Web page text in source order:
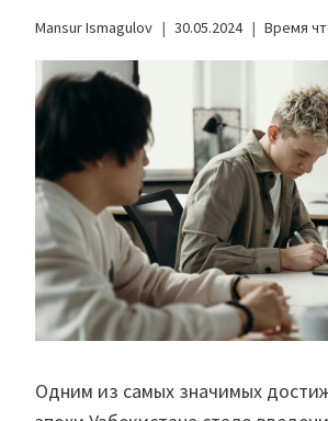
Mansur Ismagulov 30.05.2024 Время
Одним из самых значимых